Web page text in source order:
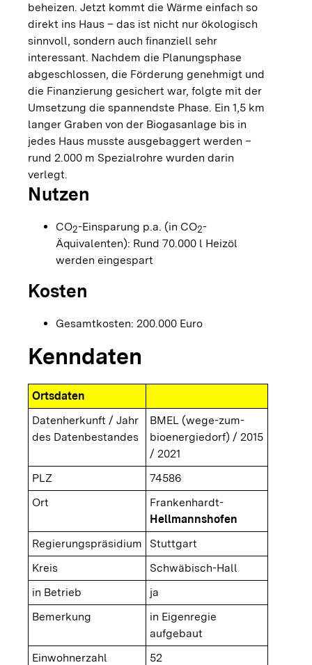
beheizen. Jetzt kommt die Wärme einfach so
direkt ins Haus – das ist nicht nur ökologisch
sinnvoll, sondern auch finanziell sehr
interessant. Nachdem die Planungsphase
abgeschlossen, die Förderung genehmigt und
die Finanzierung gesichert war, folgte mit der
Umsetzung die spannendste Phase. Ein 1,5 km
langer Graben von der Biogasanlage bis in
jedes Haus musste ausgebaggert werden –
rund 2.000 m Spezialrohre wurden darin
verlegt.
Nutzen
CO2-Einsparung p.a. (in CO2-
Äquivalenten): Rund 70.000 l Heizöl
werden eingespart
Kosten
Gesamtkosten: 200.000 Euro
Kenndaten
Ortsdaten
Datenherkunft / Jahr
des Datenbestandes
BMEL (wege-zum-
bioenergiedorf) / 2015
/ 2021
PLZ
74586
Ort
Frankenhardt-
Hellmannshofen
Regierungspräsidium
Stuttgart
Kreis
Schwäbisch-Hall
in Betrieb
ja
Bemerkung
in Eigenregie
aufgebaut
Einwohnerzahl
52